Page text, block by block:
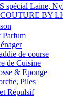
spécial Laine,
BY
Parfum
de course
de Cuisine
& Eponge
Piles
Répulsif